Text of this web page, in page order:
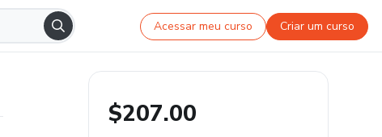
Acessar meu curso Criar um curso
$207.00